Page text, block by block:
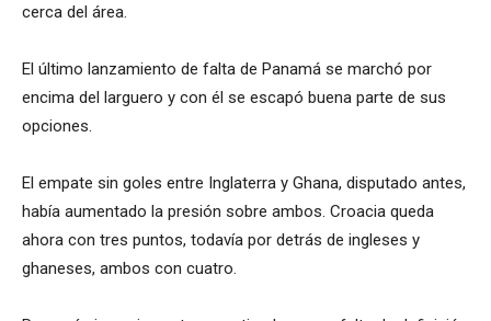
cerca del área.
El último lanzamiento de falta de Panamá se marchó por
encima del larguero y con él se escapó buena parte de sus
opciones.
El empate sin goles entre Inglaterra y Ghana, disputado antes,
había aumentado la presión sobre ambos. Croacia queda
ahora con tres puntos, todavía por detrás de ingleses y
ghaneses, ambos con cuatro.